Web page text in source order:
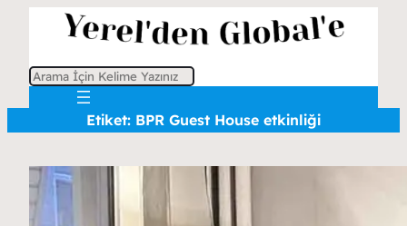
A
Etiket: BPR Guest House etkinliği